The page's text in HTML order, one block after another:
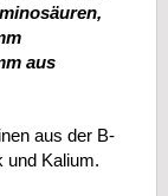
aus
aus der B-
und Kalium.